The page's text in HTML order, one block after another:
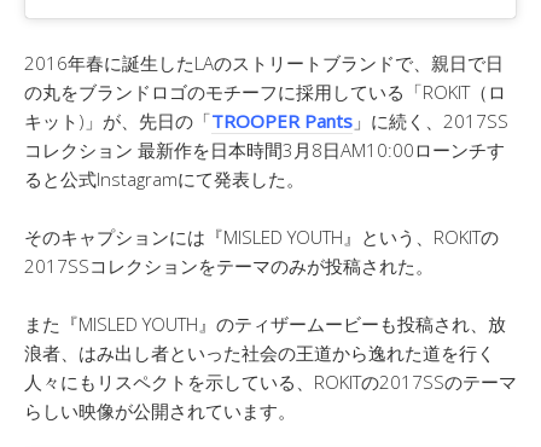
2016年春に誕生したLAのストリートブランドで、親日で日
の丸をブランドロゴのモチーフに採用している「ROKIT（ロ
キット)」が、先日の「TROOPER Pants 」に続く、2017SS
コレクション 最新作を日本時間3月8日AM10:00ローンチす
ると公式Instagramにて発表した。
そのキャプションには『MISLED YOUTH』という、ROKITの
2017SSコレクションをテーマのみが投稿された。
また『MISLED YOUTH』のティザームービーも投稿され、放
浪者、はみ出し者といった社会の王道から逸れた道を行く
人々にもリスペクトを示している、ROKITの2017SSのテーマ
らしい映像が公開されています。